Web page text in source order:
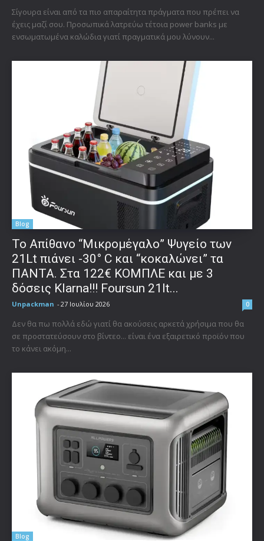
Σίγουρα είναι από τα πιο απαραίτητα πράγματα που πρέπει να
έχεις μαζί σου. Προσωπικά λατρεύω τέτοια power banks με
ενσωματωμένα καλώδια γιατί πραγματικά μου λύνουν...
Blog
Το Απίθανο “Μικρομέγαλο” Ψυγείο των
21Lt πιάνει -30° C και “κοκαλώνει” τα
ΠΑΝΤΑ. Στα 122€ ΚΟΜΠΛΕ και με 3
δόσεις Klarna!!! Foursun 21lt...
Unpackman - 27 Ιουλίου 2026 0
Δεν θα πω πολλά εδώ γιατί θα ακούσεις αρκετά χρήσιμα που θα
σε προστατεύσουν στο βίντεο... είναι ένα εξαιρετικό προϊόν που
το κάνει ακόμη...
Blog